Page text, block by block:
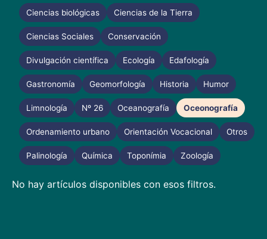
Ciencias biológicas Ciencias de la Tierra
Ciencias Sociales Conservación
Divulgación científica Ecología Edafología
Gastronomía Geomorfología Historia Humor
Limnología Nº 26 Oceanografía Oceonografía
Ordenamiento urbano Orientación Vocacional Otros
Palinología Química Toponímia Zoología
No hay artículos disponibles con esos filtros.